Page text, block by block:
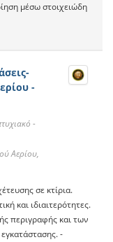
μέσω στοιχειώδη
-
-
Αερίου,
σε κτίρια.
και ιδιαιτερότητες.
περιγραφής και των
-